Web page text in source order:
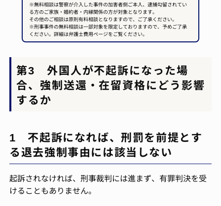
※無料相談は警察が介入した事件の加害者側ご本人、逮捕勾留されてい
る方のご家族・婚約者・内縁関係の方が対象となります。
その他のご相談は原則有料相談となりますので、ご了承ください。
※刑事事件の無料相談は一部対象を限定しておりますので、予めご了承
ください。詳細は弁護士費用ページをご覧ください。
第3 外国人が不起訴になった場
合、強制送還・在留資格にどう影響
するか
1 不起訴になれば、刑罰を前提とす
る退去強制事由には該当しない
起訴されなければ、刑事裁判には進まず、有罪判決を受
けることもありません。